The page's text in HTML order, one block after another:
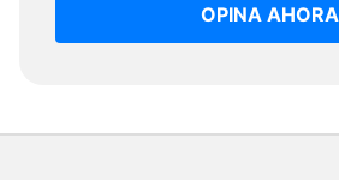
OPINA AHORA